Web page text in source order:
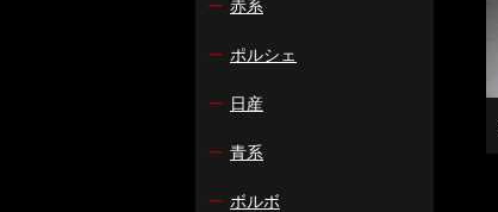
ー 赤系
ー ポルシェ
ー 日産
ー 青系
ー ボルボ